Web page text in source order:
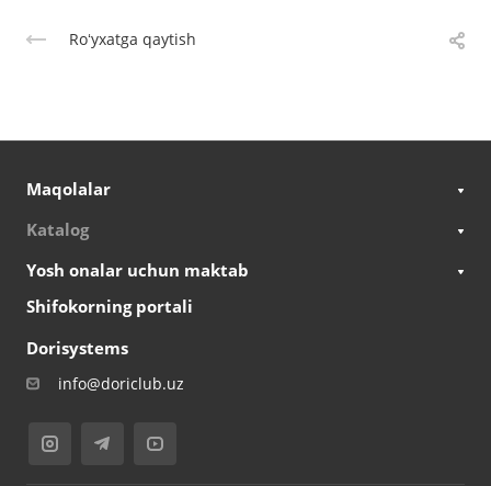
Roʻyxatga qaytish
Maqolalar
Katalog
Yosh onalar uchun maktab
Shifokorning portali
Dorisystems
info@doriclub.uz